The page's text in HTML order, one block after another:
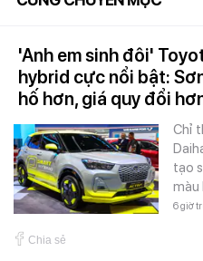
'Anh em sinh đôi'
hybrid cực nổi bật:
hố hơn, giá quy đổi
Chỉ
tạo
màu
6 giờ
Chia sẻ